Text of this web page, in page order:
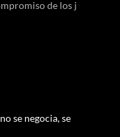
de los j
se negocia, se